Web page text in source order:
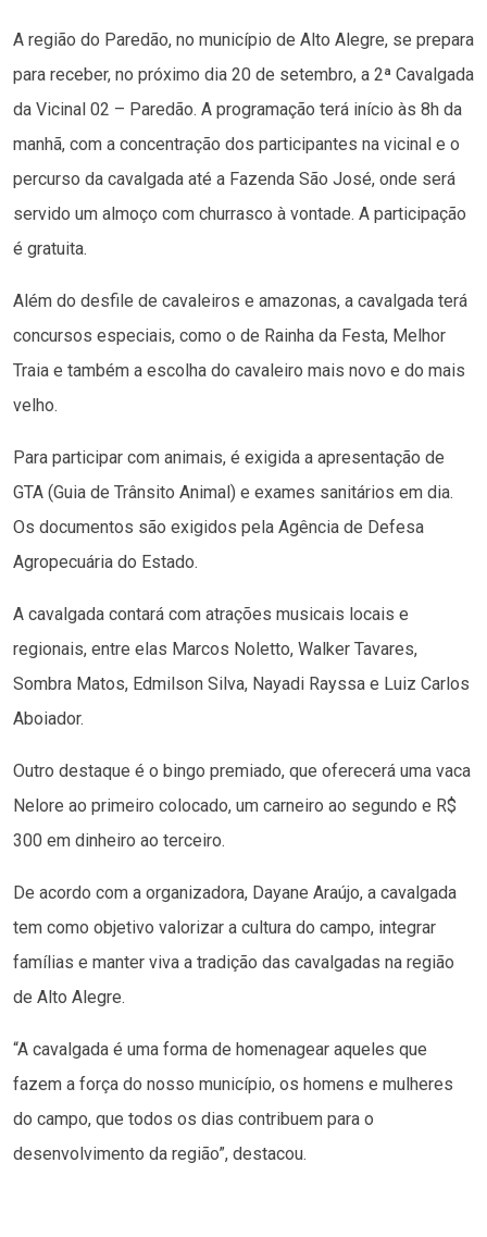
A região do Paredão, no município de Alto Alegre, se prepara
para receber, no próximo dia 20 de setembro, a 2ª Cavalgada
da Vicinal 02 – Paredão. A programação terá início às 8h da
manhã, com a concentração dos participantes na vicinal e o
percurso da cavalgada até a Fazenda São José, onde será
servido um almoço com churrasco à vontade. A participação
é gratuita.
Além do desfile de cavaleiros e amazonas, a cavalgada terá
concursos especiais, como o de Rainha da Festa, Melhor
Traia e também a escolha do cavaleiro mais novo e do mais
velho.
Para participar com animais, é exigida a apresentação de
GTA (Guia de Trânsito Animal) e exames sanitários em dia.
Os documentos são exigidos pela Agência de Defesa
Agropecuária do Estado.
A cavalgada contará com atrações musicais locais e
regionais, entre elas Marcos Noletto, Walker Tavares,
Sombra Matos, Edmilson Silva, Nayadi Rayssa e Luiz Carlos
Aboiador.
Outro destaque é o bingo premiado, que oferecerá uma vaca
Nelore ao primeiro colocado, um carneiro ao segundo e R$
300 em dinheiro ao terceiro.
De acordo com a organizadora, Dayane Araújo, a cavalgada
tem como objetivo valorizar a cultura do campo, integrar
famílias e manter viva a tradição das cavalgadas na região
de Alto Alegre.
“A cavalgada é uma forma de homenagear aqueles que
fazem a força do nosso município, os homens e mulheres
do campo, que todos os dias contribuem para o
desenvolvimento da região”, destacou.